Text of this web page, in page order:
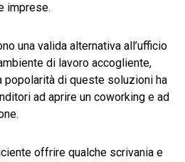
imprese.
una valida alternativa all’ufficio
di lavoro accogliente,
di queste soluzioni ha
ad aprire un coworking e ad
offrire qualche scrivania e